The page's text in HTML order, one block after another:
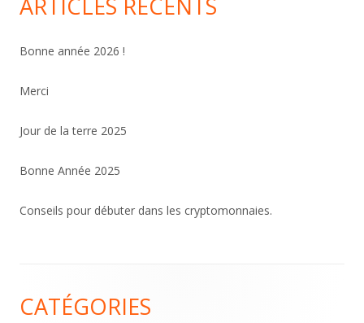
ARTICLES RÉCENTS
Bonne année 2026 !
Merci
Jour de la terre 2025
Bonne Année 2025
Conseils pour débuter dans les cryptomonnaies.
du
CATÉGORIES